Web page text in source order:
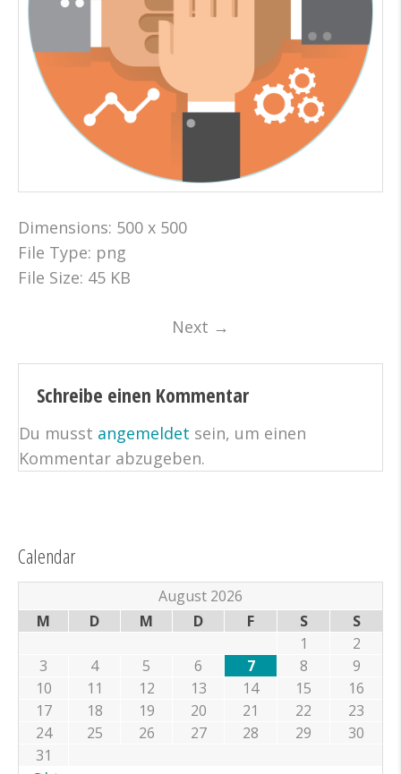
Dimensions: 500 x 500
File Type: png
File Size: 45 KB
Next →
Schreibe einen Kommentar
Du musst angemeldet sein, um einen
Kommentar abzugeben.
Calendar
August 2026
M
D M D F S
S
1
2
3
4 5 6 7 8
9
10
11 12 13 14 15
16
17
18 19 20 21 22
23
24
25 26 27 28 29
30
31